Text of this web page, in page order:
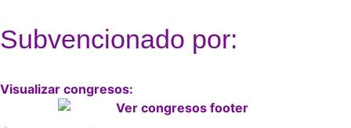
Subvencionado por:
Visualizar congresos: